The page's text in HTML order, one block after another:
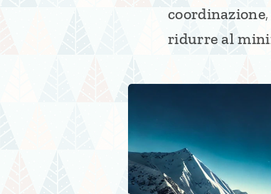
coordinazione
ridurre al